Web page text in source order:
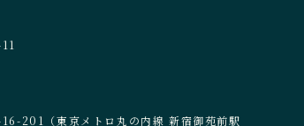
201（東京メトロ丸の内線 新宿御苑前駅